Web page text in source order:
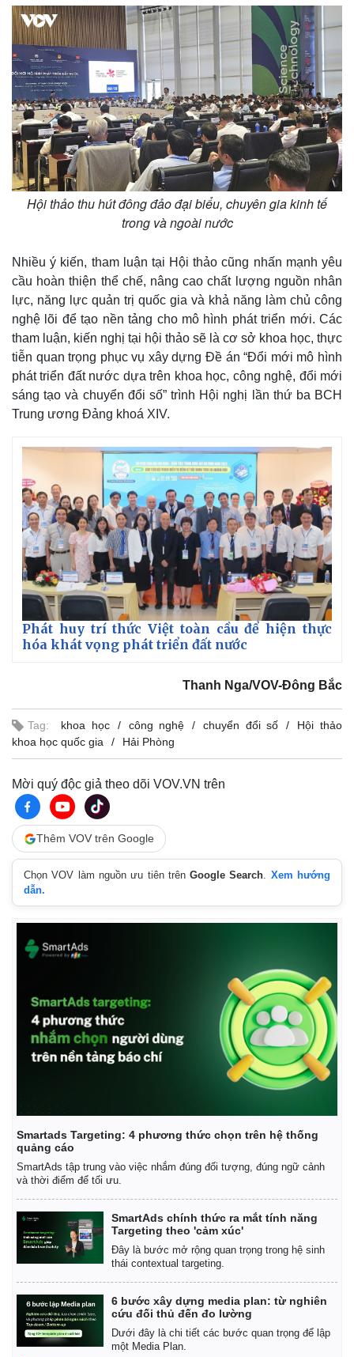
Vụ án
Tin nóng
Tư vấn luật
Quân sự - Quốc phòng
Vũ khí
Việt Nam
Hội thảo thu hút đông đảo đại biểu, chuyên gia kinh tế
trong và ngoài nước
Nhiều ý kiến, tham luận tại Hội thảo cũng nhấn mạnh yêu
cầu hoàn thiện thể chế, nâng cao chất lượng nguồn nhân
lực, năng lực quản trị quốc gia và khả năng làm chủ công
nghệ lõi để tạo nền tảng cho mô hình phát triển mới. Các
tham luận, kiến nghị tại hội thảo sẽ là cơ sở khoa học, thực
tiễn quan trọng phục vụ xây dựng Đề án “Đổi mới mô hình
phát triển đất nước dựa trên khoa học, công nghệ, đổi mới
sáng tạo và chuyển đổi số” trình Hội nghị lần thứ ba BCH
Trung ương Đảng khoá XIV.
Phát huy trí thức Việt toàn cầu để hiện thực
hóa khát vọng phát triển đất nước
Thanh Nga/VOV-Đông Bắc
Tag: khoa học công nghệ chuyển đổi số
Hội thảo
khoa học quốc gia
Hải Phòng
Mời quý độc giả theo dõi VOV.VN trên
Thêm VOV trên Google
Chọn VOV làm nguồn ưu tiên trênGoogle Search. Xem hướng
dẫn.
Smartads Targeting: 4 phương thức chọn trên hệ thống
quảng cáo
SmartAds tập trung vào việc nhắm đúng đối tượng, đúng ngữ cảnh
và thời điểm để tối ưu.
SmartAds chính thức ra mắt tính năng
Targeting theo 'cảm xúc'
Đây là bước mở rộng quan trọng trong hệ sinh
thái contextual targeting.
6 bước xây dựng media plan: từ nghiên
cứu đối thủ đến đo lường
Dưới đây là chi tiết các bước quan trọng để lập
một Media Plan.